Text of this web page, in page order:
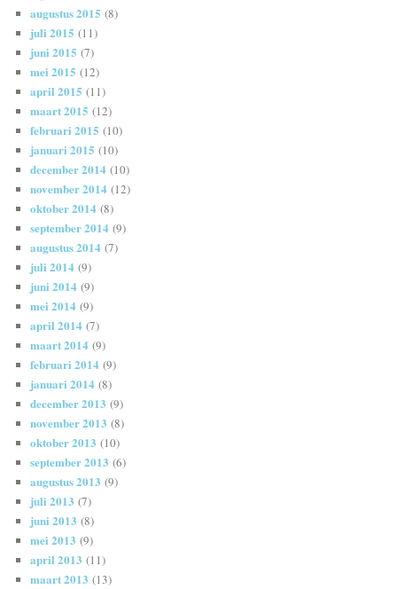
augustus 2015 (8)
juli 2015 (11)
juni 2015 (7)
mei 2015 (12)
april 2015 (11)
maart 2015 (12)
februari 2015 (10)
januari 2015 (10)
december 2014 (10)
november 2014 (12)
oktober 2014 (8)
september 2014 (9)
augustus 2014 (7)
juli 2014 (9)
juni 2014 (9)
mei 2014 (9)
april 2014 (7)
maart 2014 (9)
februari 2014 (9)
januari 2014 (8)
december 2013 (9)
november 2013 (8)
oktober 2013 (10)
september 2013 (6)
augustus 2013 (9)
juli 2013 (7)
juni 2013 (8)
mei 2013 (9)
april 2013 (11)
maart 2013 (13)